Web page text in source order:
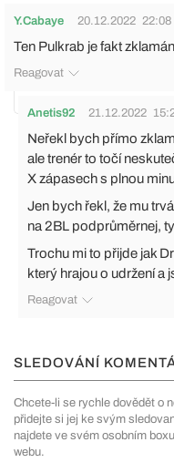
Y.Cabaye 20.12.2022 22:08
Ten Pulkrab je fakt
Reagovat
Anetis92 21.12.2022
Neřekl bych přímo
ale trenér to točí
X zápasech s plnou
Jen bych řekl, že mu
na 2BL podprůměrnej,
Trochu mi to přijde jak
který hrajou o udržení a
Reagovat
SLEDOVÁNÍ
Chcete-li se rychle dovědět o
přidejte si jej ke svým
najdete ve svém osobním
webu.